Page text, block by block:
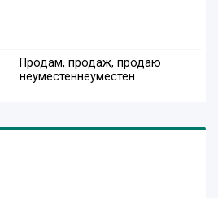
Продам, продаж, продаю
неуместеннеуместен